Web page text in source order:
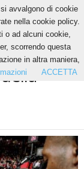
2016)
avvalgono di cookie
nella cookie policy.
o ad alcuni cookie,
scorrendo questa
in altra maniera,
ACCETTA